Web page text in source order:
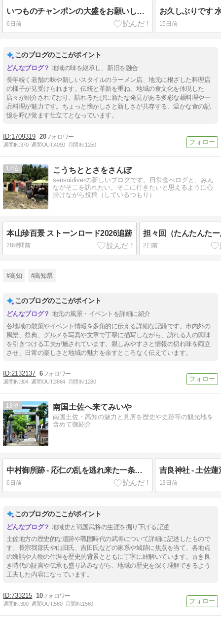
いつものチャンポンの大盛をお願いします
6日前
お久しぶりです
15日前
このブログのここがポイント
地域の味を継承し、新旧を融合
長年続く老舗の味や新しいスタイルのラーメン店、地元に根ざした料理店
の様子が見受けられます。伝統と革新を重ね、地域の食文化を体現した
店々が紹介されており、訪れるたびに新たな発見がある多彩な麺料理や一
品料理が魅力です。ちょっと懐かしさと新しさが共存する、温かな食の記
憶を呼び覚ます仕立てとなっています。
1709319 20
週間IN:370 週間OUT:4090 月間IN:1250
17 こうちととさをさんぽ
sensuidiverの新しいブログです。日常食べログと、みん
ながそこを訪れたい。そこに行きたいと思えるように心
掛けながら投稿（しているつもり）
本山珍百景 ストーンロード2026追跡
28時間前
担々回（たんたんた
2日前
#高知 #高知県
このブログのここがポイント
地元の風景・イベントを詳細に紹介
各地域の散策やイベント情報を多角的に伝える詳細な記録です。市内外の
風景、祭典、グルメを写真や文章で丁寧に描写しながら、訪れる人の興味
を引きつける工夫が施されています。親しみやすさと情報の切れ味を両立
させ、日常の楽しさと地域の魅力を余すところなく伝えています。
2132137 6
週間IN:304 週間OUT:3864 月間IN:1280
18 南国土佐へ来てみいや
南国土佐・高知の魅力と見所を歴史や史跡等の観光地を
含めて御紹介
中村御所跡 - 応仁の乱を逃れ来た一条教房の居館で没落後、一條神社となる
6日前 13日前
このブログのここがポイント
地域史と戦国武将の生涯を掘り下げる記述
土佐地方の歴史的な遺跡や戰国時代の武将について詳細に記述したもので
す。長宗我部氏や山田氏、吉田氏などの家系や城跡に焦点を当て、各地点
の逸話や人物の生涯を歴史的背景とともに丁寧に紐解いています。古き良
き時代の証言や伝承も盛り込みながら、地域の歴史を深く理解できるよう
工夫した内容になっています。
733215 10
週間IN:300 週間OUT:560 月間IN:1560